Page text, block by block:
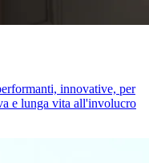
innovative, per
e lunga vita all'involucro